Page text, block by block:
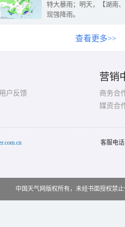
特大暴雨；明天，【湖南
现强降雨。
查看更多>>
用户反馈
营销
商务合
媒资合
客服电
中国天气网版权所有，未经书面授权